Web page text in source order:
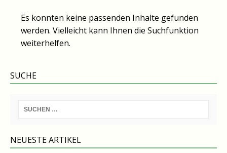
Es konnten keine passenden Inhalte gefunden
werden. Vielleicht kann Ihnen die Suchfunktion
weiterhelfen.
SUCHE
NEUESTE ARTIKEL